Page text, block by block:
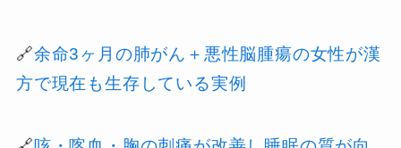
🔗余命3ヶ月の肺がん＋悪性脳腫瘍の女性が漢
方で現在も生存している実例